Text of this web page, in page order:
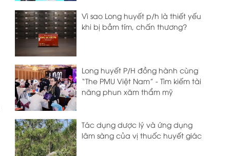
Vì sao Long huyết p/h là thiết yếu
khi bị bầm tím, chấn thương?
Long huyết P/H đồng hành cùng
“The PMU Việt Nam” - Tìm kiếm tài
năng phun xăm thẩm mỹ
Tác dụng dược lý và ứng dụng
lâm sàng của vị thuốc huyết giác